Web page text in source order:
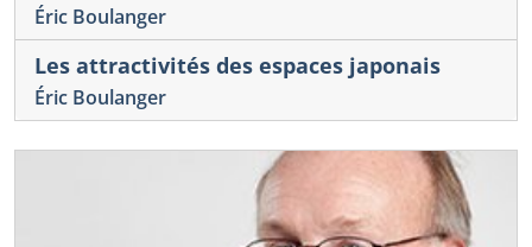
Éric Boulanger
Les attractivités des espaces japonais
Éric Boulanger